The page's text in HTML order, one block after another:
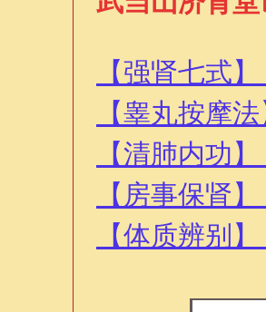
【强肾七式
【睾丸按摩
【清肺内功
【房事保肾
【体质辨别